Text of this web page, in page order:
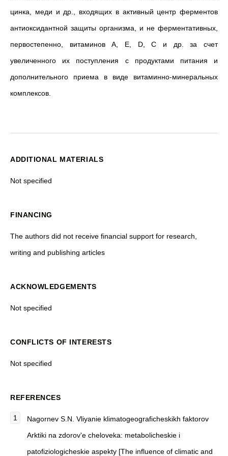
цинка, меди и др., входящих в активный центр ферментов
антиоксидантной защиты организма, и не ферментативных,
первостепенно, витаминов А, Е, D, С и др. за счет
увеличенного их поступления с продуктами питания и
дополнительного приема в виде витаминно-минеральных
комплексов.
ADDITIONAL MATERIALS
Not specified
FINANCING
The authors did not receive financial support for research,
writing and publishing articles
ACKNOWLEDGEMENTS
Not specified
CONFLICTS OF INTERESTS
Not specified
REFERENCES
Nagornev S.N. Vliyanie klimatogeograficheskikh faktorov
Arktiki na zdorov'e cheloveka: metabolicheskie i
patofiziologicheskie aspekty [The influence of climatic and